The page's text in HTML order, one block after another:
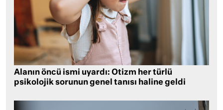
Alanın öncü ismi uyardı: Otizm her türlü
psikolojik sorunun genel tanısı haline geldi